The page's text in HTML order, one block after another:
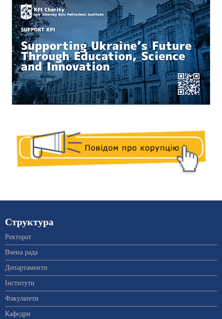
Структура
Ректорат
Вчена рада
Департаменти
Інститути
Факультети
Кафедри